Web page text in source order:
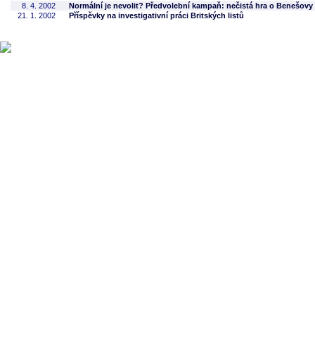
8. 4. 2002
Normální je nevolit? Předvolební kampaň: nečistá hra o Benešovy
21. 1. 2002
Příspěvky na investigativní práci Britských listů